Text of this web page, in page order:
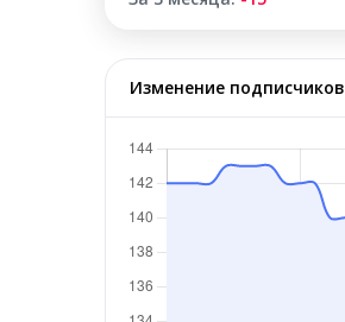
Изменение подписчиков